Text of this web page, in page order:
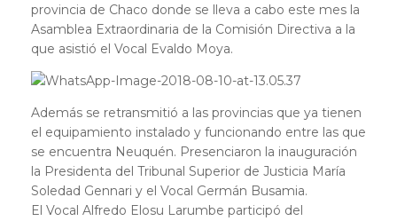
provincia de Chaco donde se lleva a cabo este mes la
Asamblea Extraordinaria de la Comisión Directiva a la
que asistió el Vocal Evaldo Moya.
Además se retransmitió a las provincias que ya tienen
el equipamiento instalado y funcionando entre las que
se encuentra Neuquén. Presenciaron la inauguración
la Presidenta del Tribunal Superior de Justicia María
Soledad Gennari y el Vocal Germán Busamia.
El Vocal Alfredo Elosu Larumbe participó del